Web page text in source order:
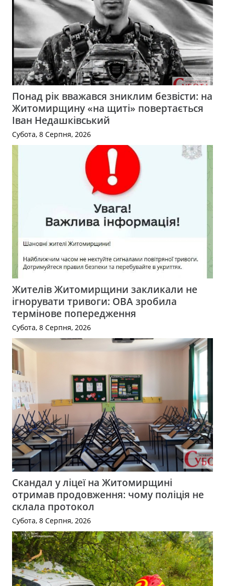
Понад рік вважався зниклим безвісти: на
Житомирщину «на щиті» повертається
Іван Недашківський
Субота, 8 Серпня, 2026
Жителів Житомирщини закликали не
ігнорувати тривоги: ОВА зробила
термінове попередження
Субота, 8 Серпня, 2026
Скандал у ліцеї на Житомирщині
отримав продовження: чому поліція не
склала протокол
Субота, 8 Серпня, 2026